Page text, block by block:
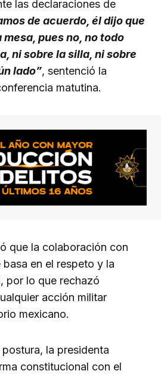
las declaraciones de
de acuerdo, él dijo que
pues no, no todo
ni sobre la silla, ni sobre
lado”, sentenció la
matutina.
que la colaboración con
en el respeto y la
por lo que rechazó
acción militar
mexicano.
la presidenta
constitucional con el